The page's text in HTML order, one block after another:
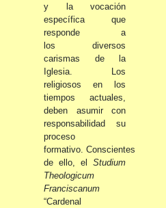
y la vocación
específica que
responde a
los diversos
carismas de la
Iglesia. Los
religiosos en los
tiempos actuales,
deben asumir con
responsabilidad su
proceso
formativo. Conscientes
de ello, el Studium
Theologicum
Franciscanum
“Cardenal